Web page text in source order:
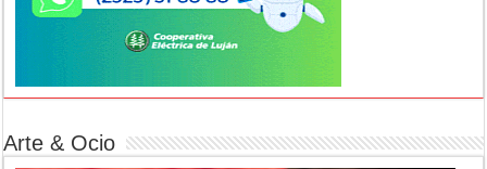
Arte & Ocio